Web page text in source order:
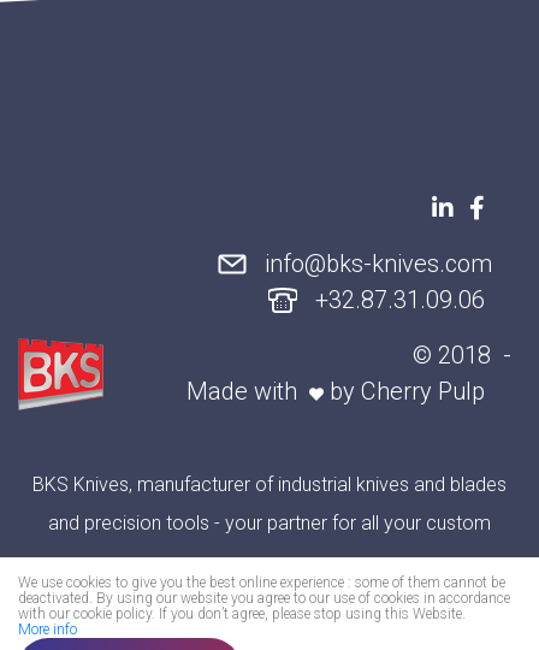
info@bks-knives.com
+32.87.31.09.06
© 2018
Made with
by Cherry Pulp
BKS Knives, manufacturer of industrial knives and blades
and precision tools - your partner for all your custom
cutting applications
We use cookies to give you the best online experience : some of them cannot be
deactivated. By using our website you agree to our use of cookies in accordance
with our cookie policy. If you don’t agree, please stop using this Website.
More info